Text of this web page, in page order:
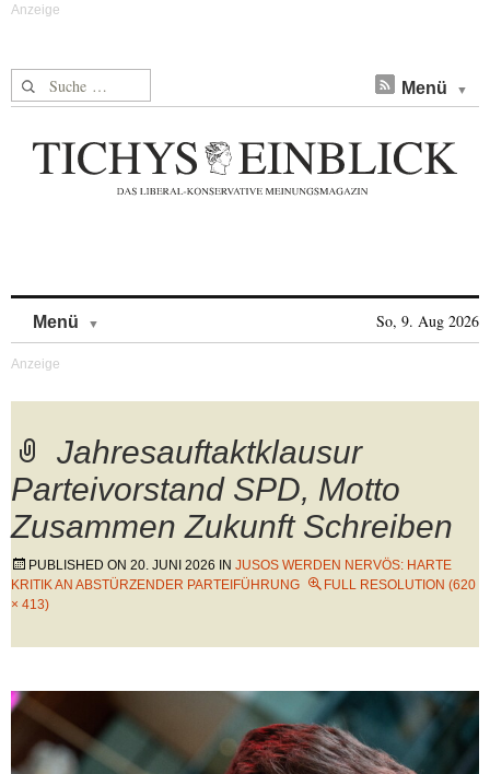
Suche nach: Menü
Menü So, 9. Aug 2026
Jahresauftaktklausur
Parteivorstand SPD, Motto
Zusammen Zukunft Schreiben
PUBLISHED ON 20. JUNI 2026 IN JUSOS WERDEN NERVÖS: HARTE
KRITIK AN ABSTÜRZENDER PARTEIFÜHRUNG
FULL RESOLUTION (620
× 413)